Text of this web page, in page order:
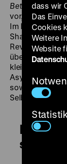
Betrübte
vor, die seit
Im Iran hatten
Shah-Regime
Revolution
über ihr
kleinen Sohn
Asylrecht.
sowie ihren
Ich will
singen
dass wir
Das
Cookies
Weitere
Website